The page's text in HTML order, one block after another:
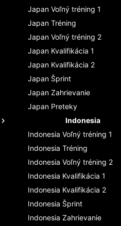
Japan Voľný tréning 1
Japan Tréning
Japan Voľný tréning 2
Japan Kvalifikácia 1
Japan Kvalifikácia 2
Japan Šprint
Japan Zahrievanie
Japan Preteky
Indonesia
Indonesia Voľný tréning 1
Indonesia Tréning
Indonesia Voľný tréning 2
Indonesia Kvalifikácia 1
Indonesia Kvalifikácia 2
Indonesia Šprint
Indonesia Zahrievanie